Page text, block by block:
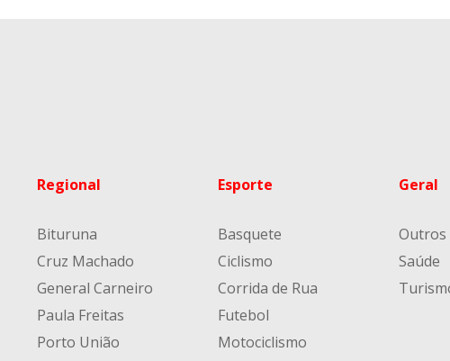
Regional
Bituruna
Cruz Machado
General Carneiro
Paula Freitas
Porto União
Esporte
Basquete
Ciclismo
Corrida de Rua
Futebol
Motociclismo
Geral
Outros
Saúde